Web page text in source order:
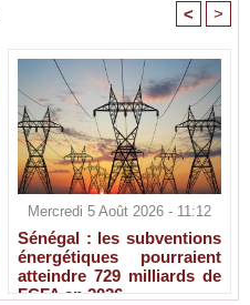
< >
Mercredi 5 Août 2026 - 11:12
Sénégal : les subventions
énergétiques pourraient
atteindre 729 milliards de
FCFA en 2026